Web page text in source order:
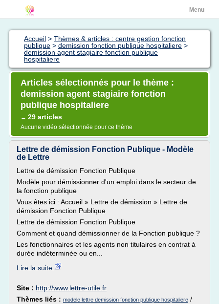
Menu
Accueil > Thèmes & articles : centre gestion fonction
publique > demission fonction publique hospitaliere >
demission agent stagiaire fonction publique
hospitaliere
Articles sélectionnés pour le thème :
demission agent stagiaire fonction
publique hospitaliere
→ 29 articles
Aucune vidéo sélectionnée pour ce thème
Lettre de démission Fonction Publique - Modèle
de Lettre
Lettre de démission Fonction Publique
Modèle pour démissionner d'un emploi dans le secteur de
la fonction publique
Vous êtes ici : Accueil » Lettre de démission » Lettre de
démission Fonction Publique
Lettre de démission Fonction Publique
Comment et quand démissionner de la Fonction publique ?
Les fonctionnaires et les agents non titulaires en contrat à
durée indéterminée ou en...
Lire la suite
Site : http://www.lettre-utile.fr
Thèmes liés : modele lettre demission fonction publique hospitaliere /